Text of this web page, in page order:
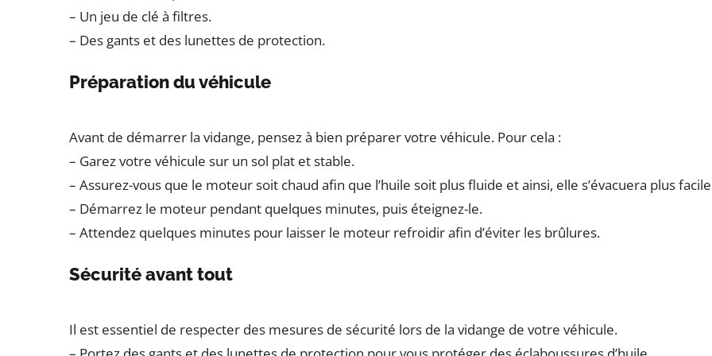
– Un jeu de clé à filtres.
– Des gants et des lunettes de protection.
Préparation du véhicule
Avant de démarrer la vidange, pensez à bien préparer votre véhicule. Pour cela :
– Garez votre véhicule sur un sol plat et stable.
– Assurez-vous que le moteur soit chaud afin que l’huile soit plus fluide et ainsi, elle s’évacuera plus
– Démarrez le moteur pendant quelques minutes, puis éteignez-le.
– Attendez quelques minutes pour laisser le moteur refroidir afin d’éviter les brûlures.
Sécurité avant tout
Il est essentiel de respecter des mesures de sécurité lors de la vidange de votre véhicule.